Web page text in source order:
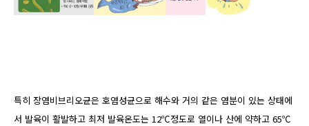
특히 장염비브리오균은 호염성균으로 해수와 거의 같은 염분이 있는 상태에
서 발육이 활발하고 최저 발육온도는 12℃정도로 열이나 산에 약하고 65℃